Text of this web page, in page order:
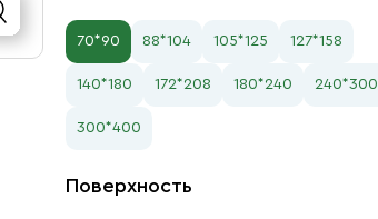
70*90 88*104 105*125 127*158
140*180 172*208 180*240 240*300
300*400
Поверхность